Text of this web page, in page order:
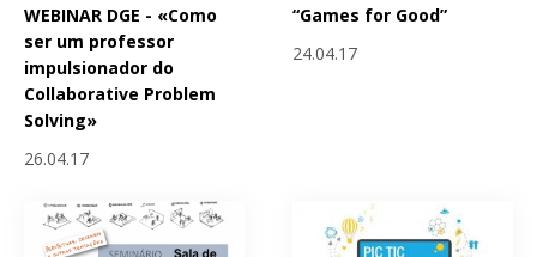
WEBINAR DGE - «Como
ser um professor
impulsionador do
Collaborative Problem
Solving»
26.04.17
“Games for Good”
24.04.17